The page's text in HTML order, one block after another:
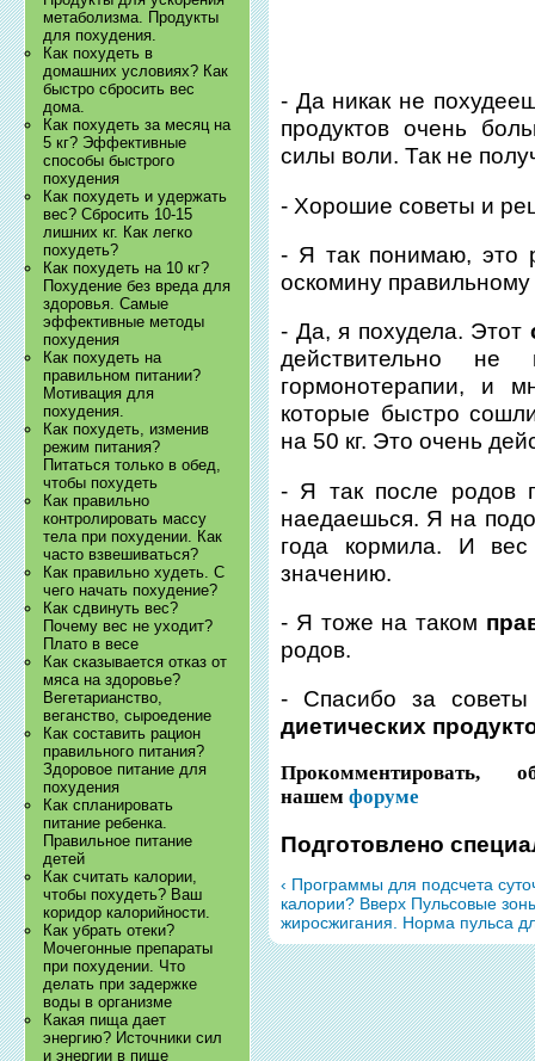
метаболизма. Продукты
для похудения.
Как похудеть в
домашних условиях? Как
быстро сбросить вес
дома.
Как похудеть за месяц на
5 кг? Эффективные
способы быстрого
похудения
Как похудеть и удержать
вес? Сбросить 10-15
лишних кг. Как легко
похудеть?
Как похудеть на 10 кг?
Похудение без вреда для
здоровья. Самые
эффективные методы
похудения
Как похудеть на
правильном питании?
Мотивация для
похудения.
Как похудеть, изменив
режим питания?
Питаться только в обед,
чтобы похудеть
Как правильно
контролировать массу
тела при похудении. Как
часто взвешиваться?
Как правильно худеть. С
чего начать похудение?
Как сдвинуть вес?
Почему вес не уходит?
Плато в весе
Как сказывается отказ от
мяса на здоровье?
Вегетарианство,
веганство, сыроедение
Как составить рацион
правильного питания?
Здоровое питание для
похудения
Как спланировать
питание ребенка.
Правильное питание
детей
Как считать калории,
чтобы похудеть? Ваш
коридор калорийности.
Как убрать отеки?
Мочегонные препараты
при похудении. Что
делать при задержке
воды в организме
Какая пища дает
энергию? Источники сил
и энергии в пище
- Да никак не
продуктов очень
силы воли. Так не
- Хорошие советы и
- Я так понимаю, это
оскомину
- Да, я похудела. Этот
действительно
гормонотерапии, и
которые быстро
на 50 кг. Это очень
- Я так после родов
наедаешься. Я на
года кормила. И
значению.
- Я тоже на таком
родов.
- Спасибо за
диетических
нашемфоруме
Подготовлено
‹ Программы для подсчета
калории? Вверх Пульсовые
жиросжигания. Норма пульса